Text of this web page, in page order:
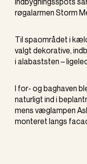
røgalarmen Storm
Til spaområdet i
valgt dekorative,
i alabaststen –
I for- og baghaven
naturligt ind i
mens væglampen
monteret langs